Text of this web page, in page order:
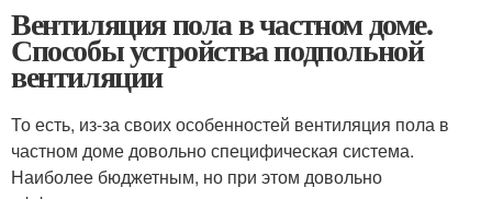
Вентиляция пола в частном доме.
Способы устройства подпольной
вентиляции
То есть, из-за своих особенностей вентиляция пола в
частном доме довольно специфическая система.
Наиболее бюджетным, но при этом довольно